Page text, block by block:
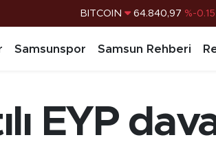
47,7436
EURO 55,2510 %0.32
BİST100 13.779 %-14
Samsunspor Samsun Rehberi
EYP